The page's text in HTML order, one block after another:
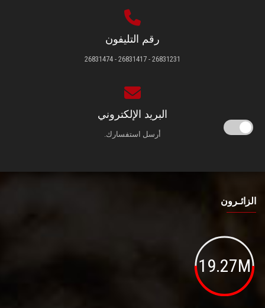
رقم التليفون
26831231 - 26831417 - 26831474
البريد الإلكتروني
أرسل استفسارك.
الزائـرون
19.27M